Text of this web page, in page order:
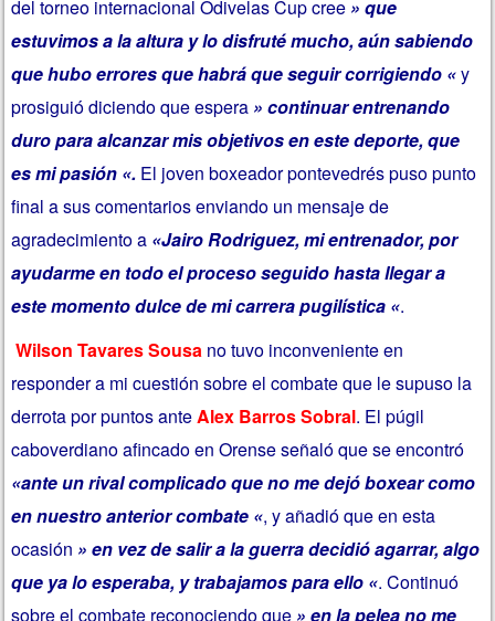
del torneo internacional Odivelas Cup cree » que
estuvimos a la altura y lo disfruté mucho, aún sabiendo
que hubo errores que habrá que seguir corrigiendo «y
prosiguió diciendo que espera » continuar entrenando
duro para alcanzar mis objetivos en este deporte, que
es mi pasión «. El joven boxeador pontevedrés puso punto
final a sus comentarios enviando un mensaje de
agradecimiento a «Jairo Rodriguez, mi entrenador, por
ayudarme en todo el proceso seguido hasta llegar a
este momento dulce de mi carrera pugilística «.
Wilson Tavares Sousa no tuvo inconveniente en
responder a mi cuestión sobre el combate que le supuso la
derrota por puntos anteAlex Barros Sobral. El púgil
caboverdiano afincado en Orense señaló que se encontró
«ante un rival complicado que no me dejó boxear como
en nuestro anterior combate «, y añadió que en esta
ocasión » en vez de salir a la guerra decidió agarrar, algo
que ya lo esperaba, y trabajamos para ello «. Continuó
sobre el combate reconociendo que » en la pelea no me